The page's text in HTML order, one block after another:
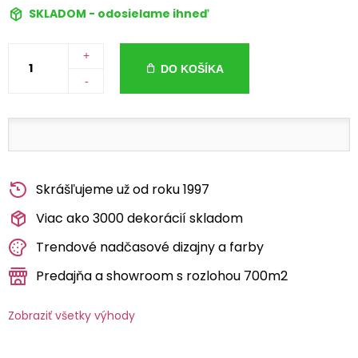
SKLADOM - odosielame ihneď
+
-
DO KOŠÍKA
Skrášľujeme už od roku 1997
Viac ako 3000 dekorácií skladom
Trendové nadčasové dizajny a farby
Predajňa a showroom s rozlohou 700m2
Zobraziť všetky výhody